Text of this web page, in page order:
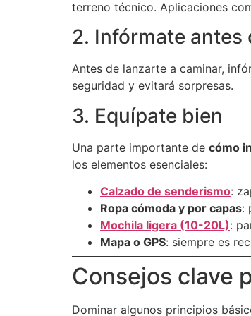
terreno técnico. Aplicaciones
2. Infórmate antes
Antes de lanzarte a caminar,
seguridad y evitará sorpresas.
3. Equípate bien
Una parte importante de cómo
los elementos esenciales:
Calzado de senderismo:
Ropa cómoda y por capas:
Mochila ligera (10-20L):
Mapa o GPS: siempre es
Consejos clave
Dominar algunos principios